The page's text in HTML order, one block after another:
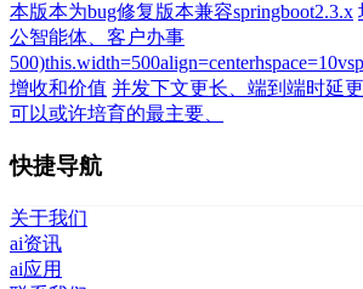
本版本为bug修复版本兼容springboot2.3.x
公智能体、客户办事
增收和价值 并发下文更长、端到端时延
可以或许培育的最主要、
快捷导航
关于我们
ai资讯
ai应用